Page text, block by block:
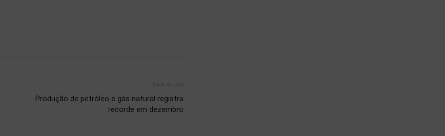
Produção de petróleo e gás natural registra
recorde em dezembro